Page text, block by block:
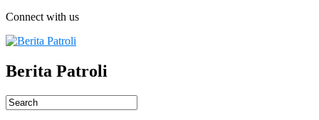
Connect with us
Berita Patroli